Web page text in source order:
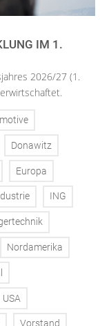
IM 1.
2026/27 (1.
Donawitz
Europa
ING
Nordamerika
USA